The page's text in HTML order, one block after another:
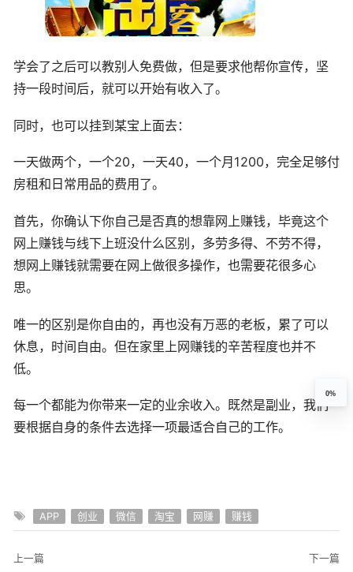
学会了之后可以教别人免费做，但是要求他帮你宣传，坚
持一段时间后，就可以开始有收入了。
同时，也可以挂到某宝上面去：
一天做两个，一个20，一天40，一个月1200，完全足够付
房租和日常用品的费用了。
首先，你确认下你自己是否真的想靠网上赚钱，毕竟这个
网上赚钱与线下上班没什么区别，多劳多得、不劳不得，
想网上赚钱就需要在网上做很多操作，也需要花很多心
思。
唯一的区别是你自由的，再也没有万恶的老板，累了可以
休息，时间自由。但在家里上网赚钱的辛苦程度也并不
低。
每一个都能为你带来一定的业余收入。既然是副业，我们
要根据自身的条件去选择一项最适合自己的工作。
APP 创业 微信 淘宝 网赚 赚钱
上一篇 下一篇
0%